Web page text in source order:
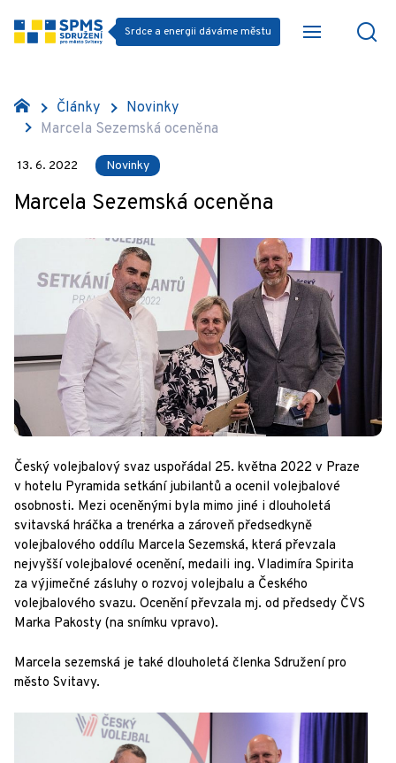
Srdce a energii dáváme městu
Články
Novinky
Marcela Sezemská oceněna
13. 6. 2022 Novinky
Marcela Sezemská oceněna
Český volejbalový svaz uspořádal 25. května 2022 v Praze
v hotelu Pyramida setkání jubilantů a ocenil volejbalové
osobnosti. Mezi oceněnými byla mimo jiné i dlouholetá
svitavská hráčka a trenérka a zároveň předsedkyně
volejbalového oddílu Marcela Sezemská, která převzala
nejvyšší volejbalové ocenění, medaili ing. Vladimíra Spirita
za výjimečné zásluhy o rozvoj volejbalu a Českého
volejbalového svazu. Ocenění převzala mj. od předsedy ČVS
Marka Pakosty (na snímku vpravo).
Marcela sezemská je také dlouholetá členka Sdružení pro
město Svitavy.